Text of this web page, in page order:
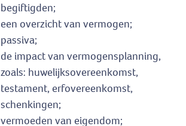
begiftigden;
een overzicht van vermogen;
passiva;
de impact van vermogensplanning,
zoals: huwelijksovereenkomst,
testament, erfovereenkomst,
schenkingen;
vermoeden van eigendom;